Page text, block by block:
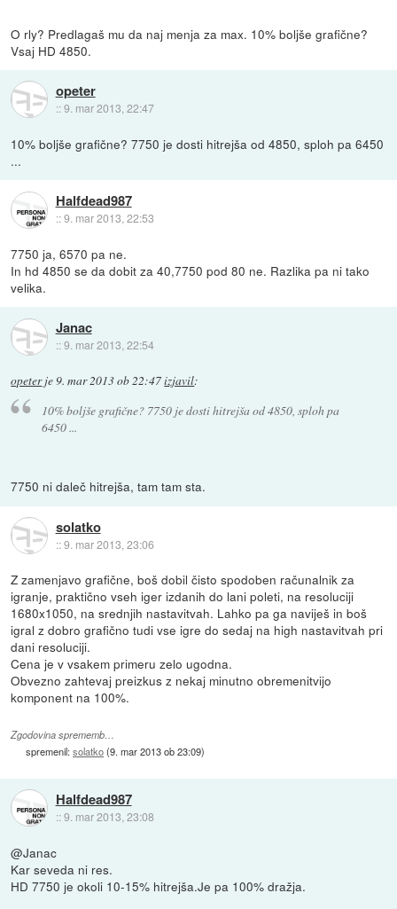
O rly? Predlagaš mu da naj menja za max. 10% boljše grafične?
Vsaj HD 4850.
opeter
::9. mar 2013, 22:47
10% boljše grafične? 7750 je dosti hitrejša od 4850, sploh pa 6450
...
Halfdead987
::9. mar 2013, 22:53
7750 ja, 6570 pa ne.
In hd 4850 se da dobit za 40,7750 pod 80 ne. Razlika pa ni tako
velika.
Janac
::9. mar 2013, 22:54
opeterje9. mar 2013 ob 22:47izjavil:
10% boljše grafične? 7750 je dosti hitrejša od 4850, sploh pa
6450 ...
7750 ni daleč hitrejša, tam tam sta.
solatko
::9. mar 2013, 23:06
Z zamenjavo grafične, boš dobil čisto spodoben računalnik za
igranje, praktično vseh iger izdanih do lani poleti, na resoluciji
1680x1050, na srednjih nastavitvah. Lahko pa ga naviješ in boš
igral z dobro grafično tudi vse igre do sedaj na high nastavitvah pri
dani resoluciji.
Cena je v vsakem primeru zelo ugodna.
Obvezno zahtevaj preizkus z nekaj minutno obremenitvijo
komponent na 100%.
Zgodovina sprememb…
spremenil:solatko(9. mar 2013 ob 23:09)
Halfdead987
::9. mar 2013, 23:08
@Janac
Kar seveda ni res.
HD 7750 je okoli 10-15% hitrejša.Je pa 100% dražja.